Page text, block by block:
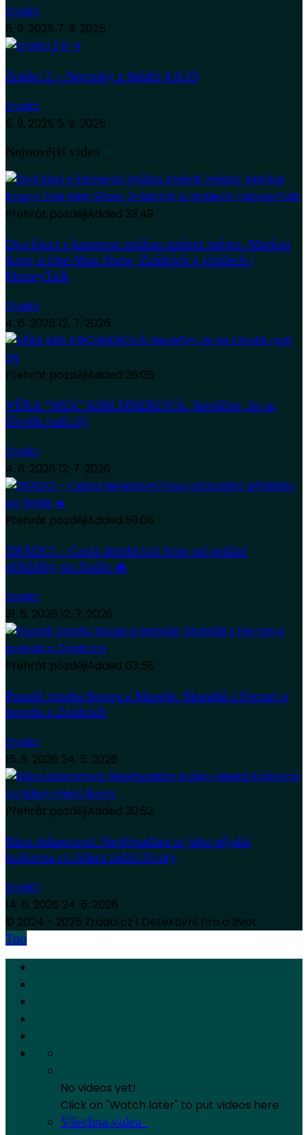
Zradci
6. 9. 2025 7. 9. 2025
Zrádci 2 – Novinky z Médií 4.9.25
Zradci
5. 9. 2025 5. 9. 2025
Nejnovější videa
Přehrát pozdějiAdded 33:49
Dva kluci s kamerou můžou změnit město. Markus
Krug o One Man Show, Zrádcích a virálech |
MoneyTalk
Zradci
4. 6. 2026 12. 7. 2026
Přehrát pozdějiAdded 26:05
VĚRA “MIA” KIRCHNEROVÁ: Nevěřím, že se
člověk rodí zlý
Zradci
4. 6. 2026 12. 7. 2026
Přehrát pozdějiAdded 59:08
ZRÁDCI – Cesta detektivní hrou od podání
přihlášky po finále 🔥
Zradci
31. 5. 2026 12. 7. 2026
Přehrát pozdějiAdded 03:58
Pozadí vztahu Kruga a Mareše. Skandál s Ferrari a
pravda o Zrádcích
Zradci
15. 5. 2026 24. 5. 2026
Přehrát pozdějiAdded 30:52
Bára Adamcová: Nepřipadám si jako nějaká
královna co lidem mění životy
Zradci
14. 5. 2026 24. 5. 2026
© 2024 - 2025 Zradci.cz | Detektivní hra o život
Top
No videos yet!
Click on "Watch later" to put videos here
Všechna videa